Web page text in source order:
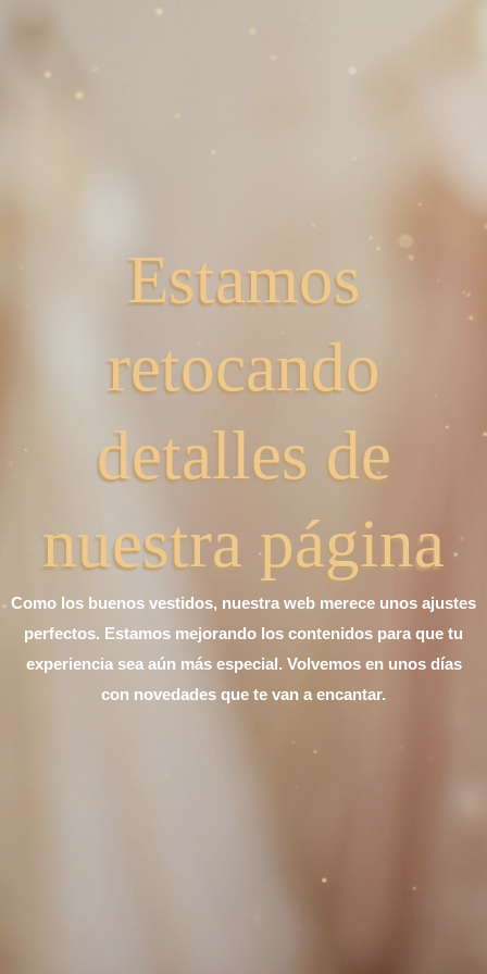
Estamos
retocando
detalles de
nuestra página
Como los buenos vestidos, nuestra web merece unos ajustes
perfectos. Estamos mejorando los contenidos para que tu
experiencia sea aún más especial. Volvemos en unos días
con novedades que te van a encantar.